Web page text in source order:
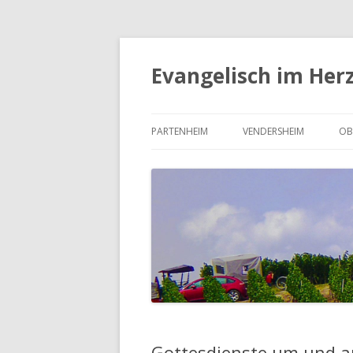
Evangelisch im
PARTENHEIM
DER KIRCHENVORSTAND
VENDERSHEIM
DER KIRCHENVORSTAND
VENDERSHEIM
UNSERE KIRCHE IN